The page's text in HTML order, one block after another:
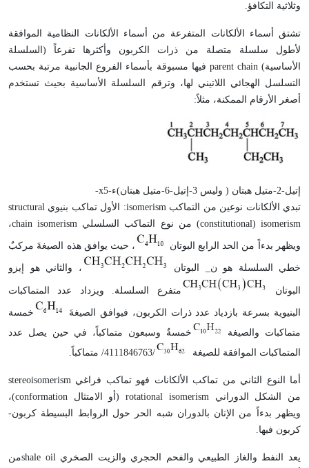
وثلاثية التكافؤ.
تشتق أسماء الألكانات المتفرعة من أسماء الألكانات النظامية الموافقة
لأطول سلسلة متصلة من ذرات الكربون وأكثرها تفرعاً (السلسلة
الأساسية)parent chain فيها مسبوقة بأسماء الفروع الجانبية مرتبة بحسب
التسلسل الهجائي اللاتيني لها، وترقم السلسلة الأساسية بحيث تستخدم
أصغر الأرقام الممكنة، مثلاً:
إتيل-2-متيل هبتان ( وليس 3-إتيل-6-متيل هبتان)ء-x5-
تبدي الألكانات نوعين من التماكبisomerism: الأول تماكب بنيوي structural
(constitutional) isomerism من نوع التماكب السلسلي chain isomerism،
ويظهر بدءاً من الحد الرابع البوتان ، حيث يوافق هذه الصيغةَ مركبٌ
خطي السلسلة هو ن_ البوتان ، والثاني هو إيزو
البوتان متفرع السلسلة. ويزداد عدد المتماكبات
البنيوية بسرعة بازدياد عدد ذرات الكربون، فيوافق الصيغةَ
خمسة
متماكبات والصيغة
خمسةٌ وسبعون متماكباً، في حين يصل عدد
المتماكبات الموافقة للصيغة
/4111846763/ متماكباً.
أما النوع الثاني من تماكب الألكانات فهو تماكب فراغي stereoisomerism
من الشكل الدورانيrotational isomerism(أو الامتثال conformation)،
ويظهر بدءاً من الإتان بالدوران شبه الحر حول الروابط البسيطة كربون-
كربون فيها.
يعد النفط والغاز الطبيعي والفحم الحجري والزيت الصخريshale oilمن